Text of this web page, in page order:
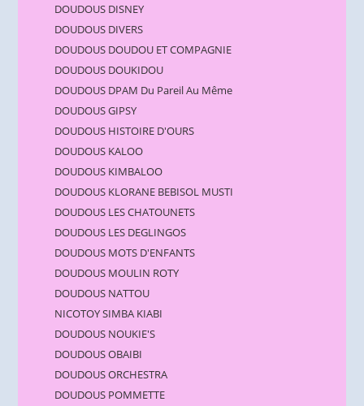
DOUDOUS DISNEY
DOUDOUS DIVERS
DOUDOUS DOUDOU ET COMPAGNIE
DOUDOUS DOUKIDOU
DOUDOUS DPAM Du Pareil Au Même
DOUDOUS GIPSY
DOUDOUS HISTOIRE D'OURS
DOUDOUS KALOO
DOUDOUS KIMBALOO
DOUDOUS KLORANE BEBISOL MUSTI
DOUDOUS LES CHATOUNETS
DOUDOUS LES DEGLINGOS
DOUDOUS MOTS D'ENFANTS
DOUDOUS MOULIN ROTY
DOUDOUS NATTOU
NICOTOY SIMBA KIABI
DOUDOUS NOUKIE'S
DOUDOUS OBAIBI
DOUDOUS ORCHESTRA
DOUDOUS POMMETTE